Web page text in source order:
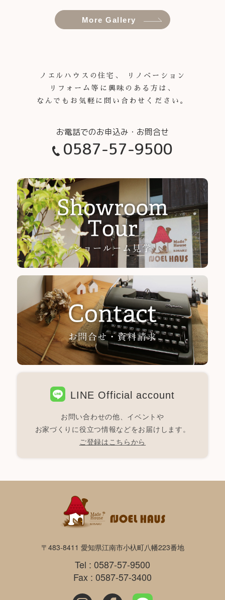
More Gallery
ノエルハウスの住宅、 リノベーション
リフォーム等に興味のある方は、
なんでもお気軽に問い合わせください。
0587-57-9500
LINE Official account
お問い合わせの他、イベントや
お家づくりに役立つ情報などをお届けします。
ご登録はこちらから
〒483-8411 愛知県江南市小杁町八幡223番地
Tel : 0587-57-9500
Fax : 0587-57-3400